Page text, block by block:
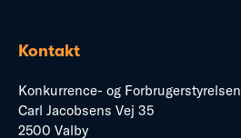
Kontakt
Konkurrence- og Forbrugerstyrelsen
Carl Jacobsens Vej 35
2500 Valby